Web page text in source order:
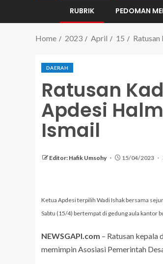
RUBRIK PEDOMAN
Home 2023 April 15
DAERAH
Ratusan
Apdesi
Ismail
Editor: Hafik Umsohy 15/04/2023
Ketua Apdesi terpilih Wadi Ishak bersama
Sabtu (15/4) bertempat di gedung aula kantor
NEWSGAPI.com – Ratusan kepala
memimpin Asosiasi Pemerintah